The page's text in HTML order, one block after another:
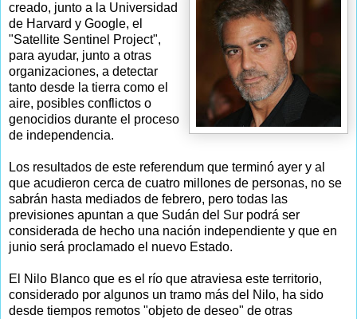
creado, junto a la Universidad
de Harvard y Google, el
"Satellite Sentinel Project",
para ayudar, junto a otras
organizaciones, a detectar
tanto desde la tierra como el
aire, posibles conflictos o
genocidios durante el proceso
de independencia.
Los resultados de este referendum que terminó ayer y al
que acudieron cerca de cuatro millones de personas, no se
sabrán hasta mediados de febrero, pero todas las
previsiones apuntan a que Sudán del Sur podrá ser
considerada de hecho una nación independiente y que en
junio será proclamado el nuevo Estado.
El Nilo Blanco que es el río que atraviesa este territorio,
considerado por algunos un tramo más del Nilo, ha sido
desde tiempos remotos "objeto de deseo" de otras